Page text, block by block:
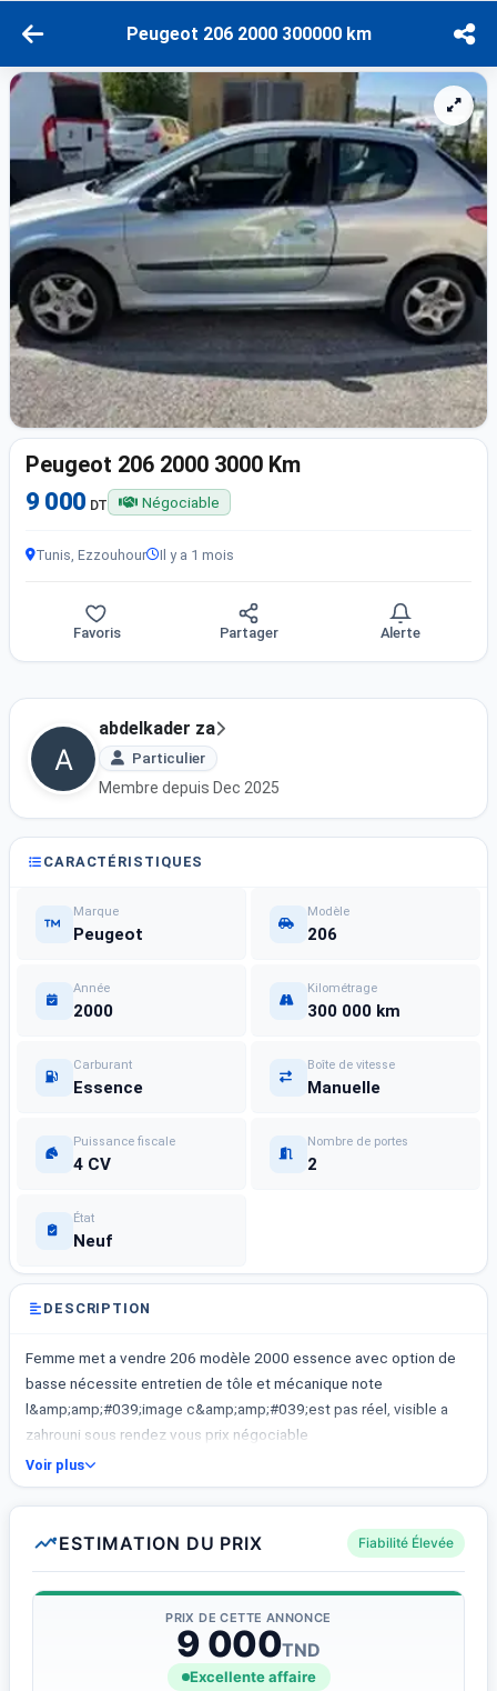
Peugeot 206 2000 300000 km
Peugeot 206 2000 3000 Km
9 000 DT Négociable
Tunis, Ezzouhour Il y a 1 mois
Favoris Partager Alerte
abdelkader za
Particulier
Membre depuis Dec 2025
CARACTÉRISTIQUES
Marque
Peugeot
Modèle
206
Année
2000
Kilométrage
300 000 km
Carburant
Essence
Boîte de vitesse
Manuelle
Puissance fiscale
4 CV
Nombre de portes
2
État
Neuf
DESCRIPTION
Femme met a vendre 206 modèle 2000 essence avec option de
basse nécessite entretien de tôle et mécanique note
l&amp;amp;#039;image c&amp;amp;#039;est pas réel, visible a
zahrouni sous rendez vous prix négociable
Voir plus
ESTIMATION DU PRIX Fiabilité Élevée
PRIX DE CETTE ANNONCE
9 000TND
Excellente affaire